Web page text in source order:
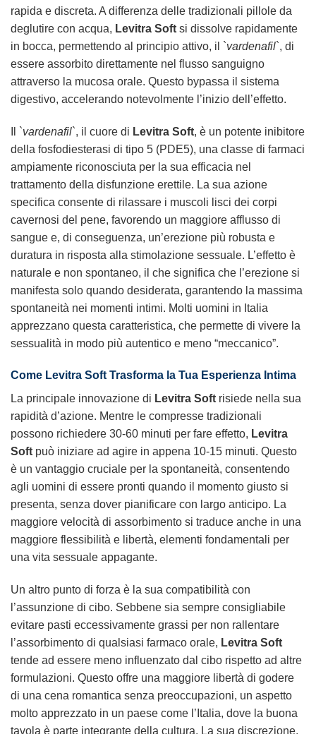
rapida e discreta. A differenza delle tradizionali pillole da
deglutire con acqua, Levitra Soft si dissolve rapidamente
in bocca, permettendo al principio attivo, il `vardenafil`, di
essere assorbito direttamente nel flusso sanguigno
attraverso la mucosa orale. Questo bypassa il sistema
digestivo, accelerando notevolmente l’inizio dell’effetto.
Il `vardenafil`, il cuore di Levitra Soft, è un potente inibitore
della fosfodiesterasi di tipo 5 (PDE5), una classe di farmaci
ampiamente riconosciuta per la sua efficacia nel
trattamento della disfunzione erettile. La sua azione
specifica consente di rilassare i muscoli lisci dei corpi
cavernosi del pene, favorendo un maggiore afflusso di
sangue e, di conseguenza, un’erezione più robusta e
duratura in risposta alla stimolazione sessuale. L’effetto è
naturale e non spontaneo, il che significa che l’erezione si
manifesta solo quando desiderata, garantendo la massima
spontaneità nei momenti intimi. Molti uomini in Italia
apprezzano questa caratteristica, che permette di vivere la
sessualità in modo più autentico e meno “meccanico”.
Come Levitra Soft Trasforma la Tua Esperienza Intima
La principale innovazione di Levitra Soft risiede nella sua
rapidità d’azione. Mentre le compresse tradizionali
possono richiedere 30-60 minuti per fare effetto, Levitra
Soft può iniziare ad agire in appena 10-15 minuti. Questo
è un vantaggio cruciale per la spontaneità, consentendo
agli uomini di essere pronti quando il momento giusto si
presenta, senza dover pianificare con largo anticipo. La
maggiore velocità di assorbimento si traduce anche in una
maggiore flessibilità e libertà, elementi fondamentali per
una vita sessuale appagante.
Un altro punto di forza è la sua compatibilità con
l’assunzione di cibo. Sebbene sia sempre consigliabile
evitare pasti eccessivamente grassi per non rallentare
l’assorbimento di qualsiasi farmaco orale, Levitra Soft
tende ad essere meno influenzato dal cibo rispetto ad altre
formulazioni. Questo offre una maggiore libertà di godere
di una cena romantica senza preoccupazioni, un aspetto
molto apprezzato in un paese come l’Italia, dove la buona
tavola è parte integrante della cultura. La sua discrezione,